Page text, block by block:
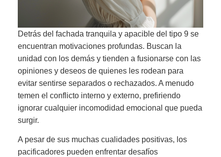
Detrás del fachada tranquila y apacible del tipo 9 se
encuentran motivaciones profundas. Buscan la
unidad con los demás y tienden a fusionarse con las
opiniones y deseos de quienes les rodean para
evitar sentirse separados o rechazados. A menudo
temen el conflicto interno y externo, prefiriendo
ignorar cualquier incomodidad emocional que pueda
surgir.
A pesar de sus muchas cualidades positivas, los
pacificadores pueden enfrentar desafíos